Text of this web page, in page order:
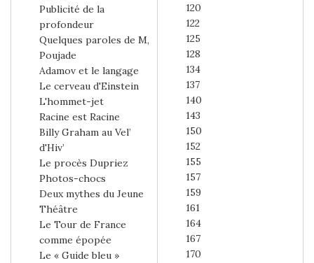
Publicité de la
profondeur
Quelques paroles de M,
Poujade
Adamov et le langage
Le cerveau d'Einstein
L'hommet-jet
Racine est Racine
Billy Graham au Vel’
d'Hiv’
Le procès Dupriez
Photos-chocs
Deux mythes du Jeune
Théâtre
Le Tour de France
comme épopée
Le « Guide bleu »
120
122
125
128
134
137
140
143
150
152
155
157
159
161
164
167
170